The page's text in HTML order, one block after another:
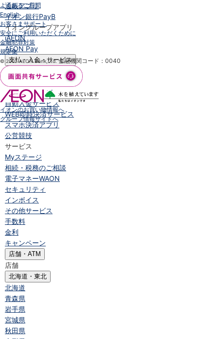
通帳アプリ
イオン銀行PayB
イオングループアプリ
iAEON
AEON Pay
支払・入金・サービス
AEON Pay
口座振替サービス
自動入金サービス
WEB即時決済サービス
スマホ決済アプリ
公営競技
サービス
Myステージ
相続・税務のご相談
電子マネーWAON
セキュリティ
インボイス
その他サービス
手数料
金利
キャンペーン
店舗・ATM
店舗
北海道・東北
北海道
青森県
岩手県
宮城県
秋田県
よくあるご質問
English
お客さまサポート
安全にご利用いただくために
金融犯罪対策
規定集
© 2007 AEON Bank,Ltd. 金融機関コード：0040
イオンのお買い物情報へ
グループ情報サイトへ